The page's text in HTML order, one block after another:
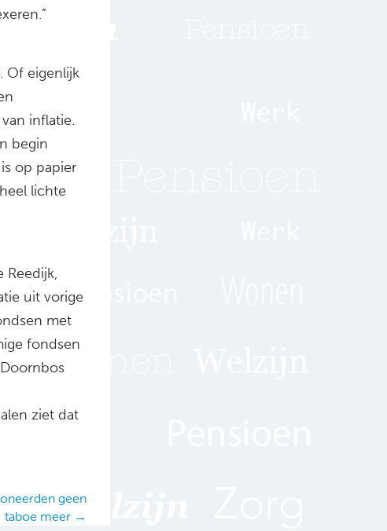
Of eigenlijk
inflatie.
begin
op papier
lichte
Reedijk,
uit vorige
met
fondsen
ziet dat
geen
taboe meer →